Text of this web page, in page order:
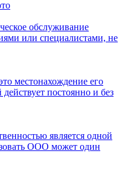
обслуживание
или специалистами, не
местонахождение его
постоянно и без
является одной
ООО может один